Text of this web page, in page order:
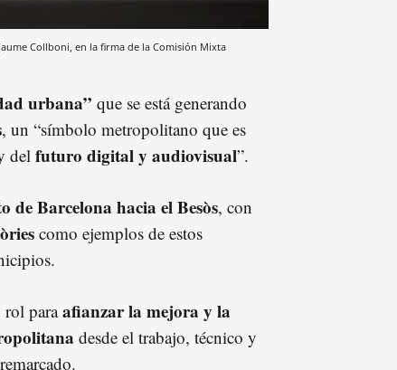
Collboni, en la firma de la Comisión Mixta
urbana” que se está generando
, un “símbolo metropolitano que es
del futuro digital y audiovisual”.
de Barcelona hacia el Besòs, con
como ejemplos de estos
rol paraafianzar la mejora y la
desde el trabajo, técnico y